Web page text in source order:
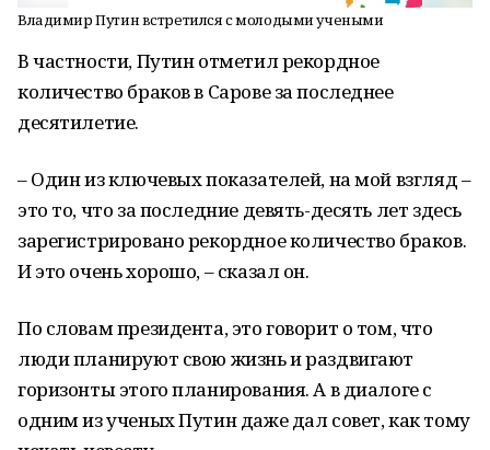
Владимир Путин встретился с молодыми учеными
В частности, Путин отметил рекордное
количество браков в Сарове за последнее
десятилетие.
– Один из ключевых показателей, на мой взгляд –
это то, что за последние девять-десять лет здесь
зарегистрировано рекордное количество браков.
И это очень хорошо, – сказал он.
По словам президента, это говорит о том, что
люди планируют свою жизнь и раздвигают
горизонты этого планирования. А в диалоге с
одним из ученых Путин даже дал совет, как тому